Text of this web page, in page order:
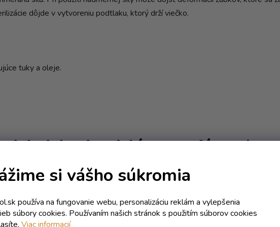
si vášho súkromia
používa na fungovanie webu, personalizáciu reklám a vylepšenia
súbory cookies. Používaním našich stránok s použitím súborov cookies
Viac informacií
dôjde v vytvoreniu podtlaku, ktorý drží viečko.
tuky a oleje.
Mohlo by Vás zaujímať